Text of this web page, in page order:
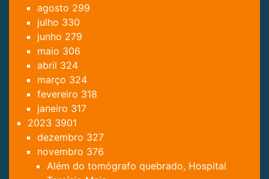
agosto 299
julho 330
junho 279
maio 306
abril 324
março 324
fevereiro 318
janeiro 317
2023 3901
dezembro 327
novembro 376
Além do tomógrafo quebrado, Hospital